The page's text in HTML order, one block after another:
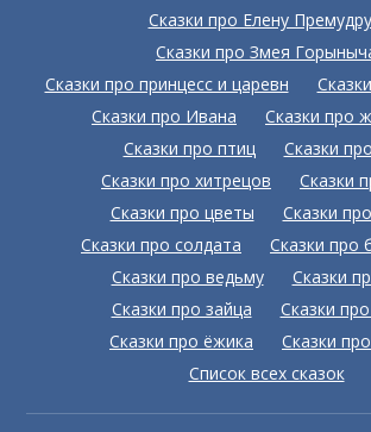
Сказки про Елену
Сказки про Змея
Сказки про принцесс и царевн
Сказки про Ивана
Сказки про
Сказки про птиц
Сказки
Сказки про хитрецов
Сказки
Сказки про цветы
Сказки
Сказки про солдата
Сказки про
Сказки про ведьму
Сказки
Сказки про зайца
Сказки
Сказки про ёжика
Сказки
Список всех сказок